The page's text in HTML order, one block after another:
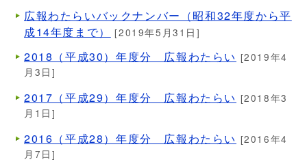
広報わたらいバックナンバー（昭和32年度から平
成14年度まで）
[2019年5月31日]
2018（平成30）年度分 広報わたらい [2019年4
月3日]
2017（平成29）年度分 広報わたらい [2018年3
月1日]
2016（平成28）年度分 広報わたらい [2016年4
月7日]